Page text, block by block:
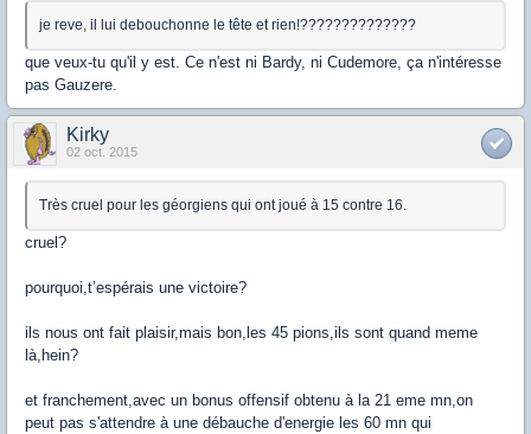
je reve, il lui debouchonne le tête et rien!??????????????
que veux-tu qu'il y est. Ce n'est ni Bardy, ni Cudemore, ça n'intéresse
pas Gauzere.
Kirky
02 oct. 2015
Très cruel pour les géorgiens qui ont joué à 15 contre 16.
cruel?
pourquoi,t’espérais une victoire?
ils nous ont fait plaisir,mais bon,les 45 pions,ils sont quand meme
là,hein?
et franchement,avec un bonus offensif obtenu à la 21 eme mn,on
peut pas s'attendre à une débauche d'energie les 60 mn qui